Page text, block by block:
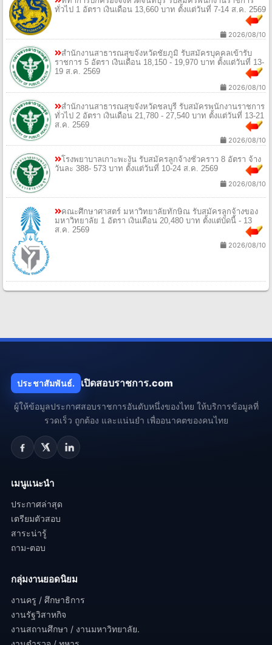
ทั่วไป 1 อัตรา เงินเดือน 13,660 บาท ตั้งแต่วันที่ 7-14 ส.ค. 2569
2026/08/10
สำนักงานสาธารณสุขจังหวัดชัยภูมิ รับสมัครบุคคลเข้ารับ
ราชการ 5 อัตรา เงินเดือน 18,150 - 19,970 บาท ตั้งแต่วันที่ 13-
19 ส.ค. 2569
2026/08/10
สำนักงานสาธารณสุขจังหวัดชลบุรี รับสมัครพนักงานราชการ
ทั่วไป 2 อัตรา เงินเดือน 21,780 - 27,540 บาท ตั้งแต่วันที่ 13-21
ส.ค. 2569
2026/08/10
โรงพยาบาลเกาะพะงัน รับสมัครลูกจ้างชั่วคราว 8 อัตรา จ้าง
วันละ 388- 573 บาท ตั้งแต่วันที่ 10-24 ส.ค. 2569
2026/08/10
คณะศึกษาศาสตร์ มหาวิทยาลัยทักษิณ รับสมัครลูกจ้างของ
มหาวิทยาลัย 1 อัตรา เงินเดือน 20,480 บาท ตั้งแต่บัดนี้ - 13
ส.ค. 2569
2026/08/10
ประชาสัมพันธ์. เปิดสอบราชการ.com
ผู้ให้ข้อมูลประกาศสอบราชการอันดับหนึ่งของไทย ให้บริการข้อมูลที่
รวดเร็ว ถูกต้อง และแน่นยำ เพื่ออนาคตของคนไทย
เมนูแนะนำ
ประกาศล่าสุด
เตรียมตัวสอบ
สาระน่ารู้
ถาม-ตอบ
กลุ่มงานยอดนิยม
งานครู / ศึกษาธิการ
งานรัฐวิสาหกิจ
งานสถานศึกษา / งานมหาวิทยาลัย.